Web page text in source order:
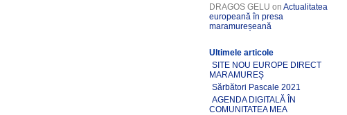
DRAGOS GELU onActualitatea
europeană în presa
maramureșeană
Ultimele articole
SITE NOU EUROPE DIRECT
MARAMUREȘ
Sărbători Pascale 2021
AGENDA DIGITALĂ ÎN
COMUNITATEA MEA